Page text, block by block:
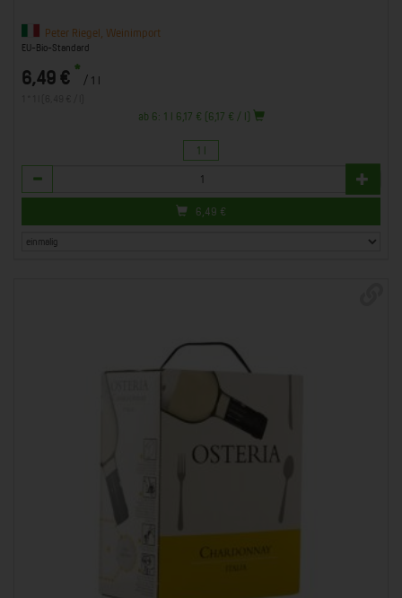
Peter Riegel, Weinimport
EU-Bio-Standard
6,49 € * / 1 l
ab 6: 1 l 6,17 € (6,17 € / l)
1 l
Anzahl
6,49 €